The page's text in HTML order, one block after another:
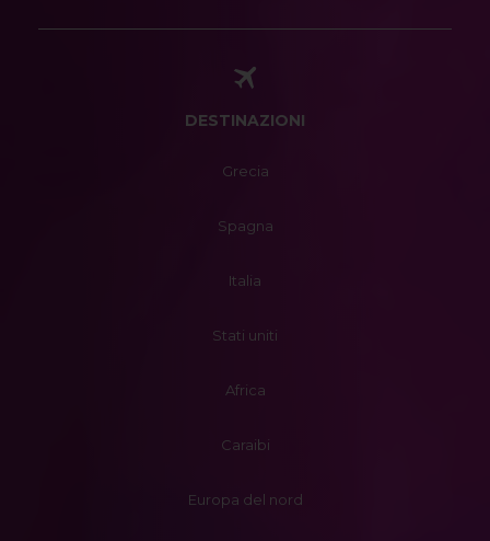
DESTINAZIONI
Grecia
Spagna
Italia
Stati uniti
Africa
Caraibi
Europa del nord